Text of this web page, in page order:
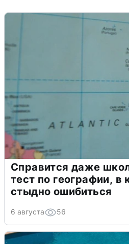
Справится даже
тест по географии, в
стыдно ошибиться
6 августа 56